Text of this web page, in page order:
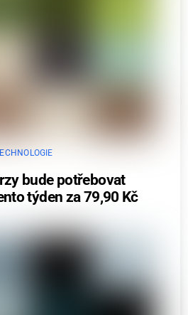
bude potřebovat
týden za 79,90 Kč